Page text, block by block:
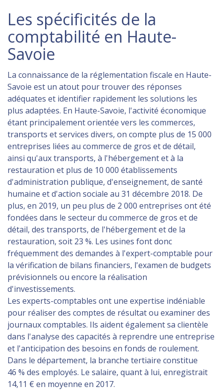
Les spécificités de la
comptabilité en Haute-
Savoie
La connaissance de la réglementation fiscale en Haute-
Savoie est un atout pour trouver des réponses
adéquates et identifier rapidement les solutions les
plus adaptées. En Haute-Savoie, l'activité économique
étant principalement orientée vers les commerces,
transports et services divers, on compte plus de 15 000
entreprises liées au commerce de gros et de détail,
ainsi qu'aux transports, à l'hébergement et à la
restauration et plus de 10 000 établissements
d'administration publique, d'enseignement, de santé
humaine et d'action sociale au 31 décembre 2018. De
plus, en 2019, un peu plus de 2 000 entreprises ont été
fondées dans le secteur du commerce de gros et de
détail, des transports, de l'hébergement et de la
restauration, soit 23 %. Les usines font donc
fréquemment des demandes à l'expert-comptable pour
la vérification de bilans financiers, l'examen de budgets
prévisionnels ou encore la réalisation
d'investissements.
Les experts-comptables ont une expertise indéniable
pour réaliser des comptes de résultat ou examiner des
journaux comptables. Ils aident également sa clientèle
dans l'analyse des capacités à reprendre une entreprise
et l'anticipation des besoins en fonds de roulement.
Dans le département, la branche tertiaire constitue
46 % des employés. Le salaire, quant à lui, enregistrait
14,11 € en moyenne en 2017.